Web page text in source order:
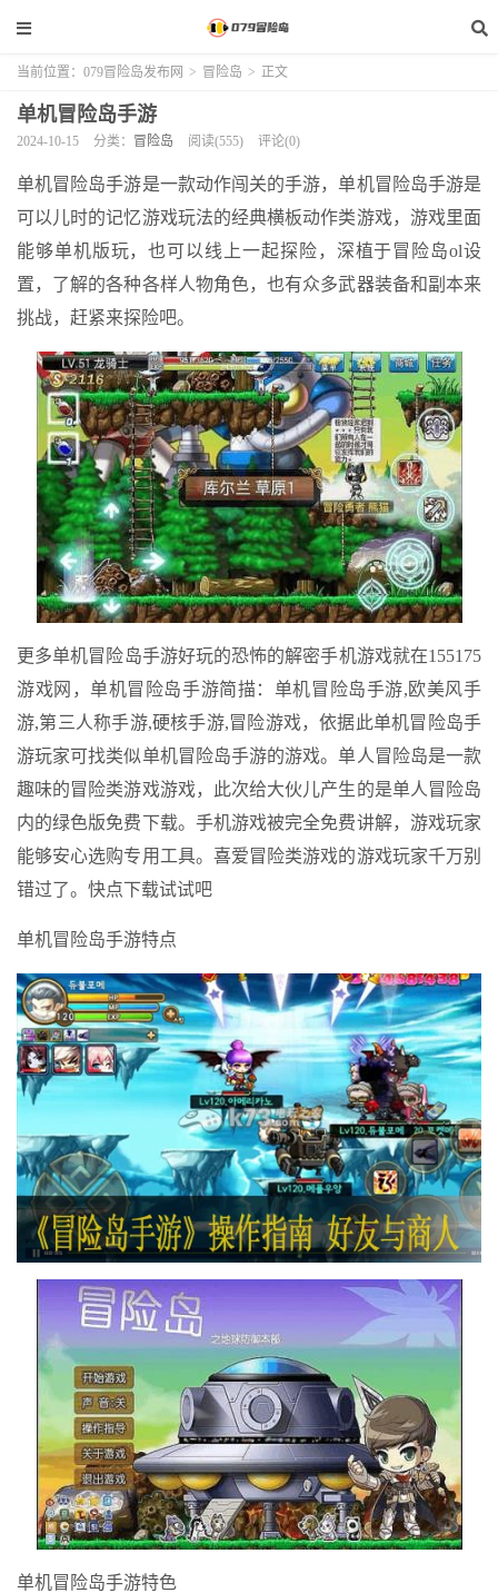
当前位置： 079冒险岛发布网 > 冒险岛 > 正文
单机冒险岛手游
2024-10-15 分类： 冒险岛 阅读(555) 评论(0)
单机冒险岛手游是一款动作闯关的手游，单机冒险岛手游是
可以儿时的记忆游戏玩法的经典横板动作类游戏，游戏里面
能够单机版玩，也可以线上一起探险，深植于冒险岛ol设
置，了解的各种各样人物角色，也有众多武器装备和副本来
挑战，赶紧来探险吧。
更多单机冒险岛手游好玩的恐怖的解密手机游戏就在155175
游戏网，单机冒险岛手游简描：单机冒险岛手游,欧美风手
游,第三人称手游,硬核手游,冒险游戏，依据此单机冒险岛手
游玩家可找类似单机冒险岛手游的游戏。单人冒险岛是一款
趣味的冒险类游戏游戏，此次给大伙儿产生的是单人冒险岛
内的绿色版免费下载。手机游戏被完全免费讲解，游戏玩家
能够安心选购专用工具。喜爱冒险类游戏的游戏玩家千万别
错过了。快点下载试试吧
单机冒险岛手游特点
单机冒险岛手游特色